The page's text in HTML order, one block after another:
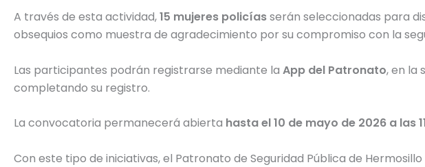
A través de esta actividad,15 mujeres policíasserán seleccionadas para
obsequios como muestra de agradecimiento por su compromiso con la
Las participantes podrán registrarse mediante la App del Patronato, en la
completando su registro.
La convocatoria permanecerá abierta hasta el 10 de mayo de 2026 a las
Con este tipo de iniciativas, el Patronato de Seguridad Pública de